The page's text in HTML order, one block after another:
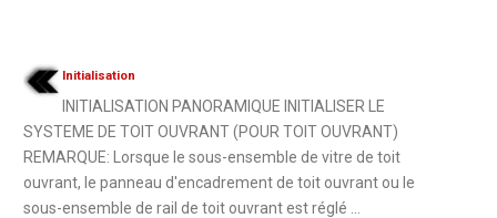
Initialisation
INITIALISATION PANORAMIQUE INITIALISER LE
SYSTEME DE TOIT OUVRANT (POUR TOIT OUVRANT)
REMARQUE: Lorsque le sous-ensemble de vitre de toit
ouvrant, le panneau d'encadrement de toit ouvrant ou le
sous-ensemble de rail de toit ouvrant est réglé ...